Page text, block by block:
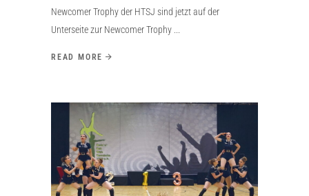
Newcomer Trophy der HTSJ sind jetzt auf der
Unterseite zur Newcomer Trophy
READ MORE